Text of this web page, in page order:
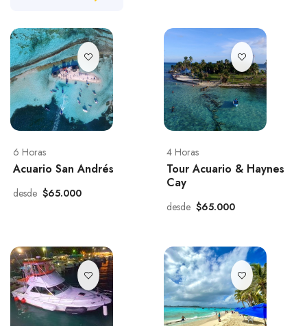
6 Horas
Acuario San Andrés
desde $65.000
4 Horas
Tour Acuario & Haynes
Cay
desde $65.000